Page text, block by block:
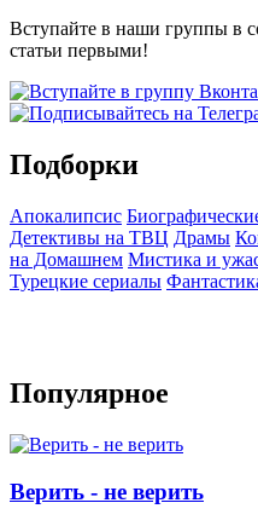
Вступайте в наши группы в
статьи первыми!
Подборки
Апокалипсис
Детективы на ТВЦ Драмы
на Домашнем Мистика и
Турецкие сериалы
Популярное
Верить - не верить